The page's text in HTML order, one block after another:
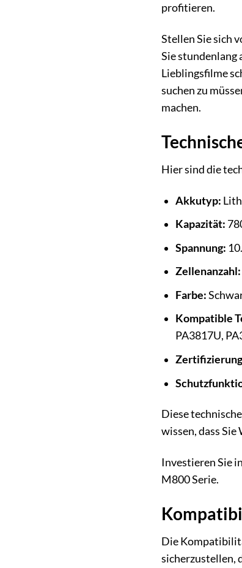
profitieren.
Stellen Sie sich
Sie stundenlang
Lieblingsfilme
suchen zu
machen.
Hier sind die
Akkutyp:
Kapazität:
Spannung:
Zellenanzahl:
Farbe:
Kompatible
PA3817U,
Diese
wissen, dass
Investieren Sie
M800 Serie.
Die
sicherzustellen,